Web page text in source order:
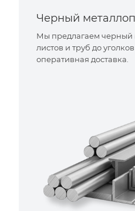
Черный
Мы предлагаем черный
листов и труб до
оперативная доставка.